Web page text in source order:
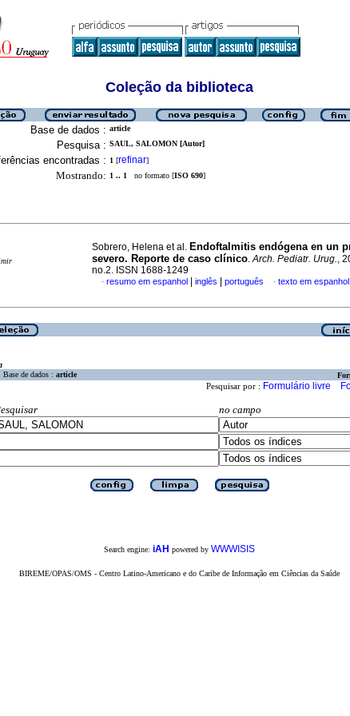
Coleção da biblioteca
Base de dados : article
Pesquisa : SAUL, SALOMON [Autor]
encontradas : 1 [refinar]
Mostrando: 1 .. 1 no formato [ISO 690]
Sobrero, Helena et al. Endoftalmitis endógena en un
severo. Reporte de caso clínico.Arch. Pediatr. Urug.,
no.2. ISSN 1688-1249
· resumo em espanhol inglês português · texto em espanhol
Base de dados : article
Pesquisar por : Formulário livre
no campo
Search engine: iAH powered by WWWISIS
BIREME/OPAS/OMS - Centro Latino-Americano e do Caribe de Informação em Ciências da Saúde